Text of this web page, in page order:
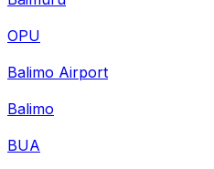
OPU
Balimo Airport
Balimo
BUA